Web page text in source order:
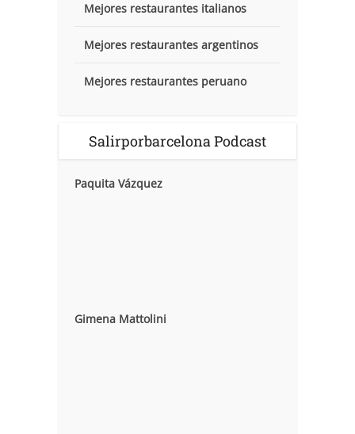
Mejores restaurantes italianos
Mejores restaurantes argentinos
Mejores restaurantes peruano
Salirporbarcelona Podcast
Paquita Vázquez
Gimena Mattolini